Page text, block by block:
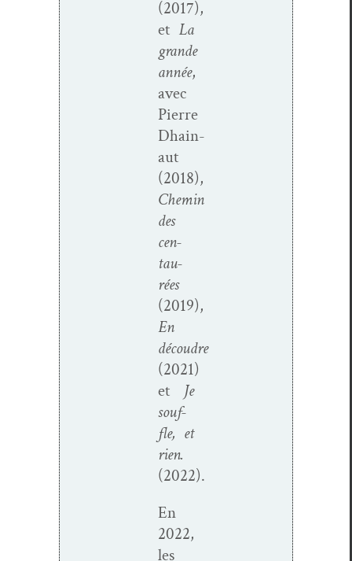
(2017),
et La
grande
année,
avec
Pierre
Dhain­
aut
(2018),
Chemin
des
cen­
tau­
rées
(2019),
En
découdre
(2021)
et Je
souf­
fle, et
rien.
(2022).
En
2022,
les